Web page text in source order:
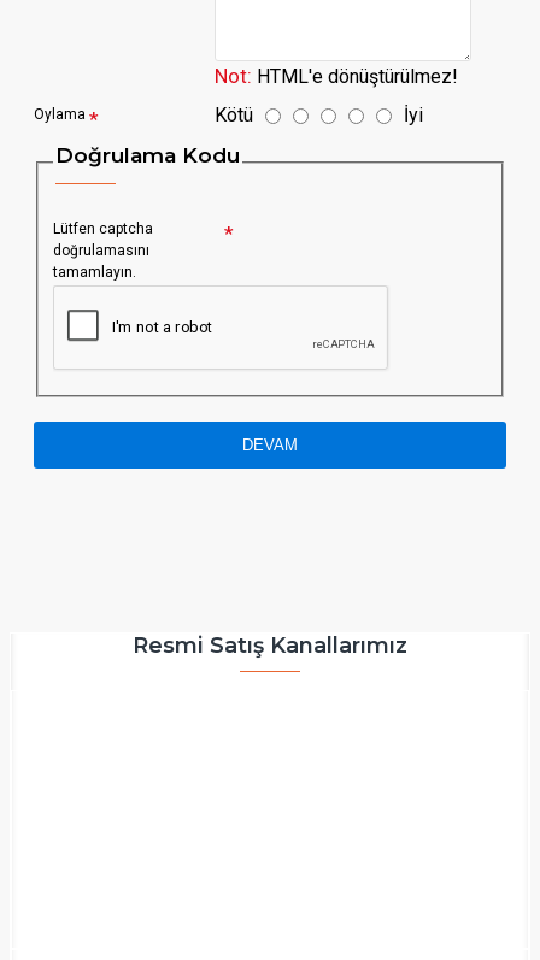
Not: HTML'e dönüştürülmez!
Oylama Kötü İyi
Doğrulama Kodu
Lütfen captcha
doğrulamasını
tamamlayın.
DEVAM
Resmi Satış Kanallarımız